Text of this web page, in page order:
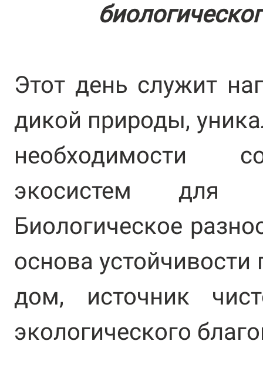
Этот день служит
дикой природы,
необходимости
экосистем для
Биологическое
основа
дом, источник
экологического